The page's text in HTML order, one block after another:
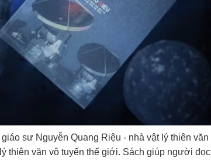
giáo sư Nguyễn Quang Riệu - nhà vật lý thiên văn
thiên văn vô tuyến thế giới. Sách giúp người đọc